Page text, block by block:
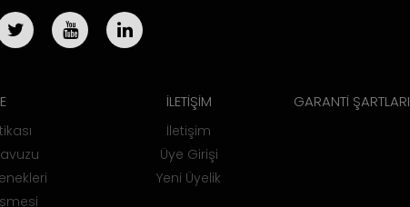
İLETİŞİM
İletişim
Üye Girişi
Yeni Üyelik
GARANTİ ŞARTLARI